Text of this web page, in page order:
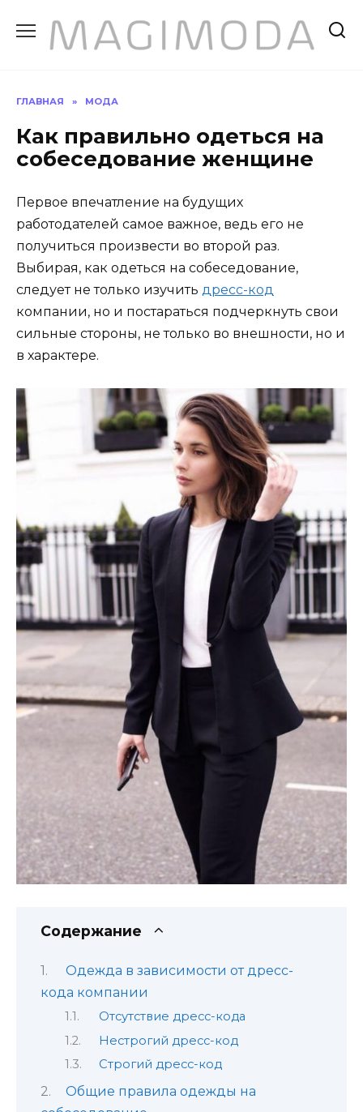
содержанию
ГЛАВНАЯ » МОДА
Как правильно одеться на
собеседование женщине
Первое впечатление на будущих
работодателей самое важное, ведь его не
получиться произвести во второй раз.
Выбирая, как одеться на собеседование,
следует не только изучить дресс-код
компании, но и постараться подчеркнуть свои
сильные стороны, не только во внешности, но и
в характере.
Содержание
Одежда в зависимости от дресс-
кода компании
Отсутствие дресс-кода
Нестрогий дресс-код
Строгий дресс-код
Общие правила одежды на